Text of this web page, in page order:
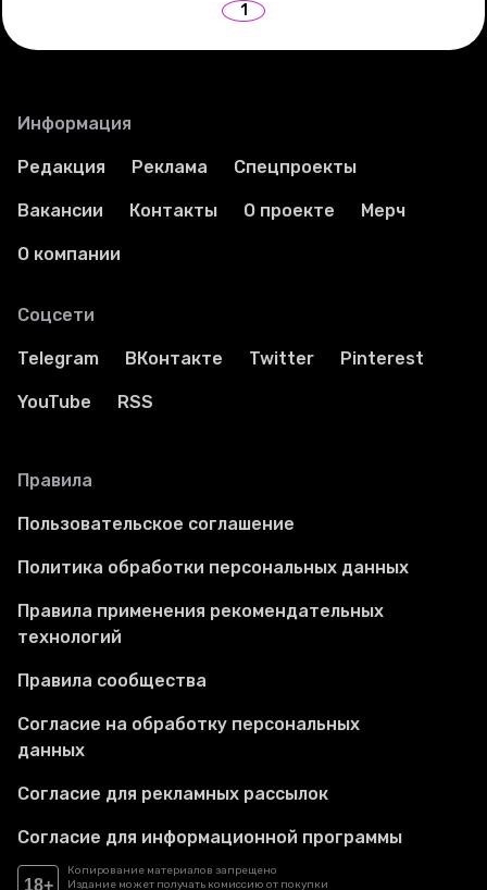
1
Информация
Редакция Реклама Спецпроекты
Вакансии Контакты О проекте Мерч
О компании
Соцсети
Telegram ВКонтакте Twitter Pinterest
YouTube RSS
Правила
Пользовательское соглашение
Политика обработки персональных данных
Правила применения рекомендательных
технологий
Правила сообщества
Согласие на обработку персональных
данных
Согласие для рекламных рассылок
Согласие для информационной программы
18+
Копирование материалов запрещено
Издание может получать комиссию от покупки